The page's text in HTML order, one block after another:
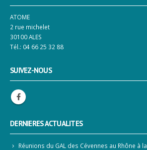
2 rue michelet
30100 ALES
Tél.: 04 66 25 32 88
DERNIERES ACTUALITES